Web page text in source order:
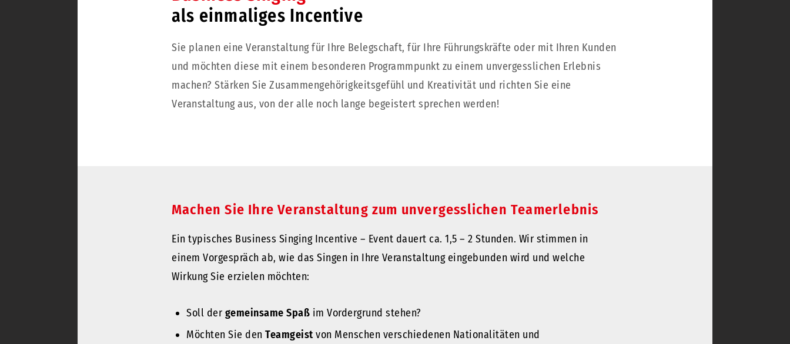
als einmaliges Incentive
Sie planen eine Veranstaltung für Ihre Belegschaft, für Ihre Führungskräfte oder mit Ihren Kunden
und möchten diese mit einem besonderen Programmpunkt zu einem unvergesslichen Erlebnis
machen? Stärken Sie Zusammengehörigkeitsgefühl und Kreativität und richten Sie eine
Veranstaltung aus, von der alle noch lange begeistert sprechen werden!
Machen Sie Ihre Veranstaltung zum unvergesslichen Teamerlebnis
Ein typisches Business Singing Incentive – Event dauert ca. 1,5 – 2 Stunden. Wir stimmen in
einem Vorgespräch ab, wie das Singen in Ihre Veranstaltung eingebunden wird und welche
Wirkung Sie erzielen möchten:
Soll der gemeinsame Spaß im Vordergrund stehen?
Möchten Sie den Teamgeistvon Menschen verschiedenen Nationalitäten und